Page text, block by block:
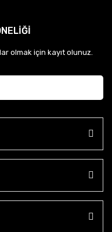
olmak için kayıt olunuz.